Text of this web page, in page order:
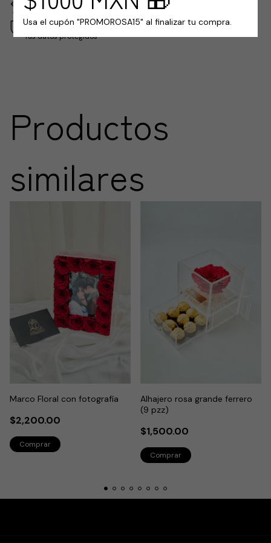
Devoluciones gratis
Compra segura
Tus datos protegidos
Productos
similares
Marco Floral con fotografía
$2,200.00
Alhajero rosa grande ferrero
(9 pzz)
$1,500.00
Usa el cupón "PROMOROSA15" al finalizar tu compra.